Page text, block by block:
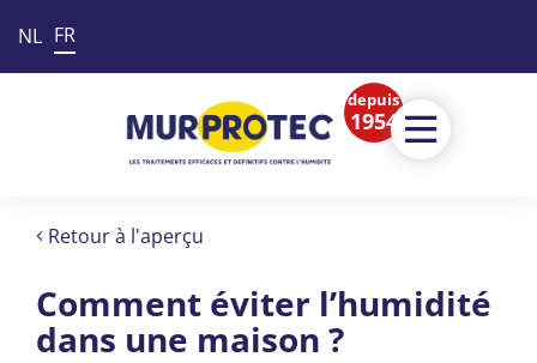
NL FR
depuis
1954
Retour à l'aperçu
Comment éviter l’humidité
dans une maison ?